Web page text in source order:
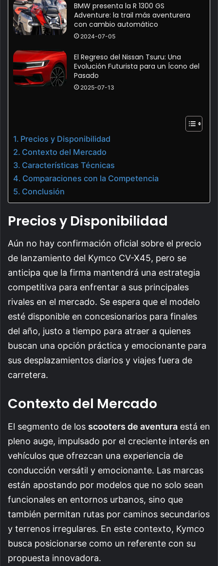
BMW presenta la R 1300 GS
Adventure: la trail más aventurera
con cambio automático
2024-07-05
El Regreso del Nissan Tsuru: Una
Evolución Futurista para un Ícono del
Pasado
2025-07-13
Precios y Disponibilidad
Contexto del Mercado
Características Técnicas
Comparaciones con la Competencia
Conclusión
Precios y Disponibilidad
Aún no hay confirmación oficial sobre el precio
de lanzamiento del Kymco CV-X45, pero se
anticipa que la firma mantendrá una estrategia
competitiva para enfrentar a sus principales
rivales en el mercado. Se espera que el modelo
esté disponible en concesionarios para finales
del año, justo a tiempo para atraer a quienes
buscan una opción práctica y emocionante para
sus desplazamientos diarios y viajes fuera de
carretera.
Contexto del Mercado
El segmento de los scooters de aventura está en
pleno auge, impulsado por el creciente interés en
vehículos que ofrezcan una experiencia de
conducción versátil y emocionante. Las marcas
están apostando por modelos que no solo sean
funcionales en entornos urbanos, sino que
también permitan rutas por caminos secundarios
y terrenos irregulares. En este contexto, Kymco
busca posicionarse como un referente con su
propuesta innovadora.